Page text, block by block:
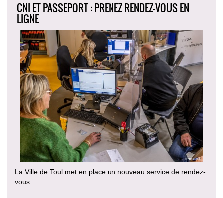
CNI ET PASSEPORT : PRENEZ RENDEZ-VOUS EN
LIGNE
La Ville de Toul met en place un nouveau service de rendez-
vous